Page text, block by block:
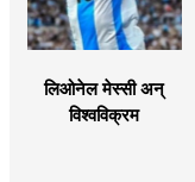
लिओनेल मेस्सी अन्
विश्वविक्रम